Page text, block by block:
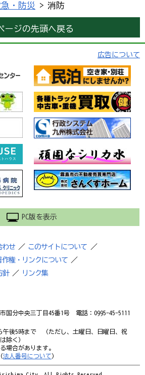
・防災 > 消防
ージの先頭へ戻る
広告について
PC版を表示
わせ ／ このサイトについて
／
作権・リンクについて
／
針
／ リンク集
国分中央三丁目45番1号 電話：0995-45-5111
午後5時まで （ただし、土曜日、日曜日、祝
除く）
場合があります。
法人番号について）